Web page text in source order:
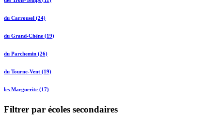
du Carrousel (24)
du Grand-Chêne (19)
du Parchemin (26)
du Tourne-Vent (19)
les Marguerite (17)
Filtrer par écoles secondaires